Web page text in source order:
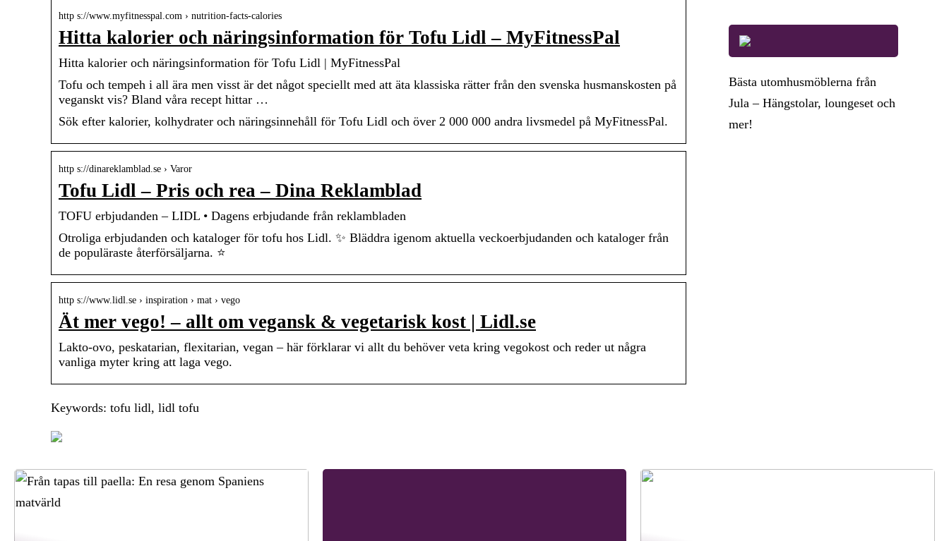
http s://www.myfitnesspal.com › nutrition-facts-calories
Hitta kalorier och näringsinformation för Tofu Lidl – MyFitnessPal
Hitta kalorier och näringsinformation för Tofu Lidl | MyFitnessPal
Tofu och tempeh i all ära men visst är det något speciellt med att äta klassiska rätter från den svenska husmanskosten på
veganskt vis? Bland våra recept hittar …
Sök efter kalorier, kolhydrater och näringsinnehåll för Tofu Lidl och över 2 000 000 andra livsmedel på MyFitnessPal.
http s://dinareklamblad.se › Varor
Tofu Lidl – Pris och rea – Dina Reklamblad
TOFU erbjudanden – LIDL • Dagens erbjudande från reklambladen
Otroliga erbjudanden och kataloger för tofu hos Lidl. ✨ Bläddra igenom aktuella veckoerbjudanden och kataloger från
de populäraste återförsäljarna. ⭐
http s://www.lidl.se › inspiration › mat › vego
Ät mer vego! – allt om vegansk & vegetarisk kost | Lidl.se
Lakto-ovo, peskatarian, flexitarian, vegan – här förklarar vi allt du behöver veta kring vegokost och reder ut några
vanliga myter kring att laga vego.
Keywords: tofu lidl, lidl tofu
Bästa utomhusmöblerna från
Jula – Hängstolar, loungeset och
mer!